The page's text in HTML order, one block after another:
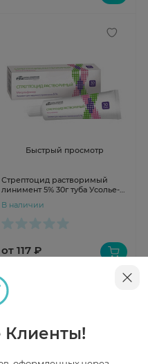
Быстрый просмотр
Стрептоцид растворимый
линимент 5% 30г туба Усолье-
В наличии
от 117 ₽